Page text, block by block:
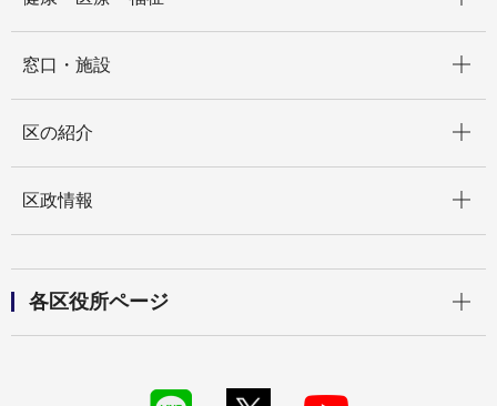
窓口・施設
区の紹介
区政情報
各区役所ページ